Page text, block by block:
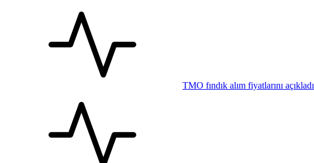
TMO fındık alım fiyatlarını açıkladı